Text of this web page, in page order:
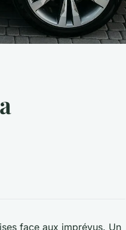
face aux imprévus. Un